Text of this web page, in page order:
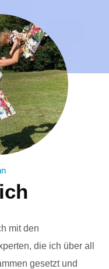
mit den
die ich über all
gesetzt und